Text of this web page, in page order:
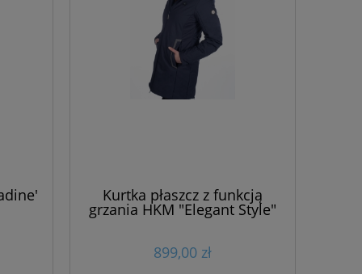
54,45 zł
do koszyka
Kurtka płaszcz z funkcją
grzania HKM "Elegant Style"
899,00 zł